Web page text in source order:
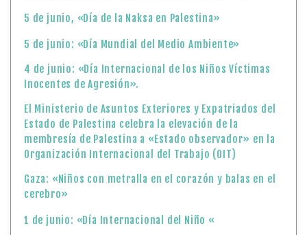
5 de junio, «Día de la Naksa en Palestina»
5 de junio: «Día Mundial del Medio Ambiente»
4 de junio: «Día Internacional de los Niños Víctimas
Inocentes de Agresión».
El Ministerio de Asuntos Exteriores y Expatriados del
Estado de Palestina celebra la elevación de la
membresía de Palestina a «Estado observador» en la
Organización Internacional del Trabajo (OIT)
Gaza: «Niños con metralla en el corazón y balas en el
cerebro»
1 de junio: «Día Internacional del Niño «